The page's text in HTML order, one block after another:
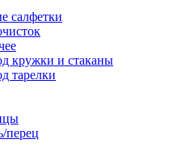
салфетки
кружки и стаканы
тарелки
перец